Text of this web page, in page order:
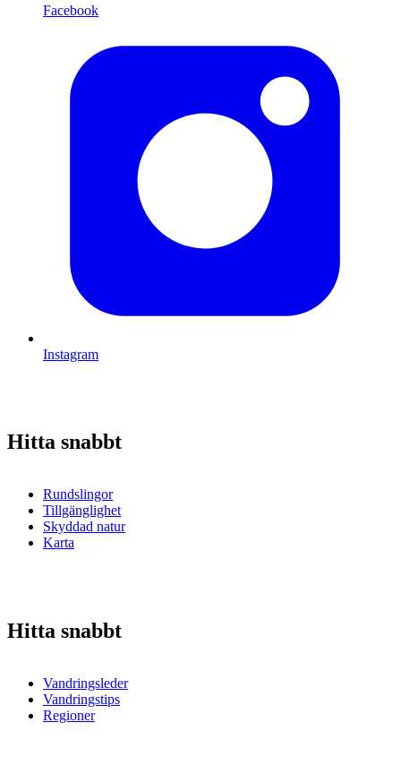
Facebook
Instagram
Hitta snabbt
Rundslingor
Tillgänglighet
Skyddad natur
Karta
Hitta snabbt
Vandringsleder
Vandringstips
Regioner